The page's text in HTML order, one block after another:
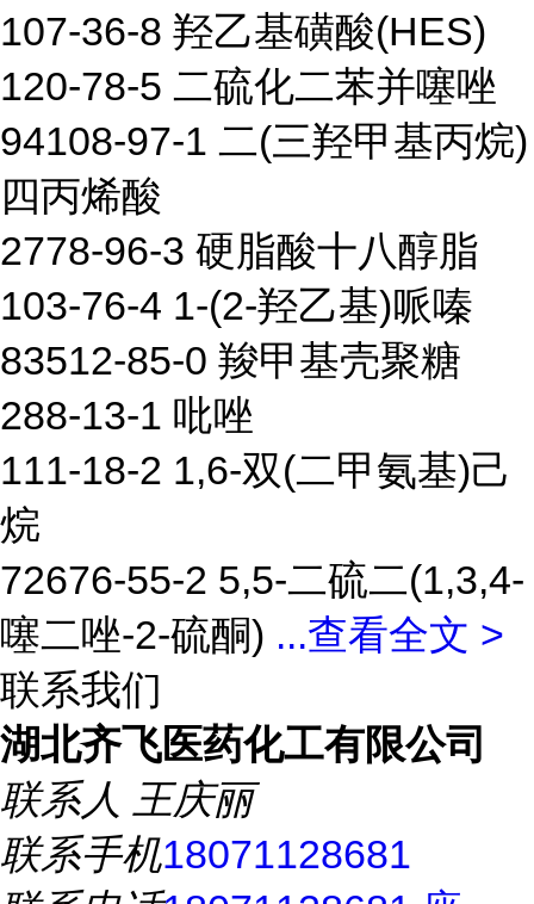
107-36-8 羟乙基磺酸(HES)
120-78-5 二硫化二苯并噻唑
94108-97-1 二(三羟甲基丙烷)
四丙烯酸
2778-96-3 硬脂酸十八醇脂
103-76-4 1-(2-羟乙基)哌嗪
83512-85-0 羧甲基壳聚糖
288-13-1 吡唑
111-18-2 1,6-双(二甲氨基)己
烷
72676-55-2 5,5-二硫二(1,3,4-
噻二唑-2-硫酮) ...查看全文 >
联系我们
湖北齐飞医药化工有限公司
联系人 王庆丽
联系手机18071128681